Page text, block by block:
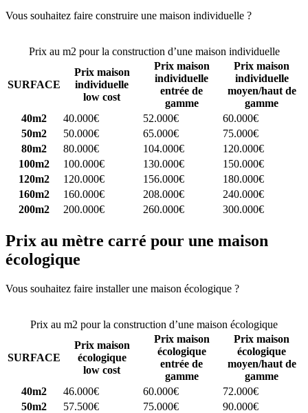
Vous souhaitez faire construire une maison individuelle ?
Prix au m2 pour la construction d’une maison individuelle
SURFACE
Prix maison
individuelle
low cost
Prix maison
individuelle
entrée de
gamme
Prix maison
individuelle
moyen/haut de
gamme
40m2
40.000€ 52.000€
60.000€
50m2
50.000€ 65.000€
75.000€
80m2
80.000€ 104.000€
120.000€
100m2
100.000€ 130.000€
150.000€
120m2
120.000€ 156.000€
180.000€
160m2
160.000€ 208.000€
240.000€
200m2
200.000€ 260.000€ 300.000€
Prix au mètre carré pour une maison
écologique
Vous souhaitez faire installer une maison écologique ?
Prix au m2 pour la construction d’une maison écologique
SURFACE
Prix maison
écologique
low cost
Prix maison
écologique
entrée de
gamme
Prix maison
écologique
moyen/haut de
gamme
40m2
46.000€ 60.000€
72.000€
50m2
57.500€ 75.000€
90.000€